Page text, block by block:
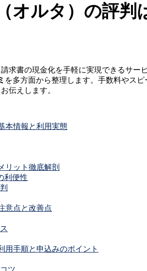
オルタ）の評
求書の現金化を手軽に実現できるサ
を多方面から整理します。手数料やス
伝えします。
本情報と利用実態
リット徹底解剖
利便性
意点と改善点
用手順と申込みのポイント
ツ